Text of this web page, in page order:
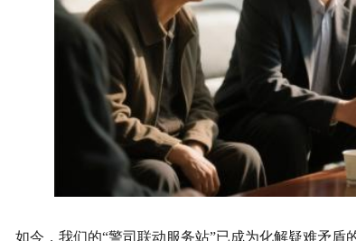
如今，我们的“警司联动服务站”已成为化解疑难矛盾